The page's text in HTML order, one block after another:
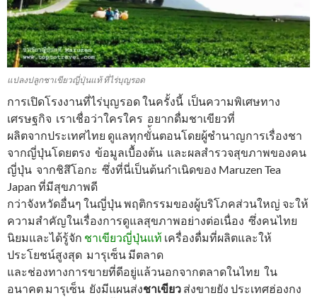
แปลงปลูกชาเขียวญี่ปุ่นแท้ ที่ไร่บุญรอด
การเปิดโรงงานที่ไร่บุญรอด ในครั้งนี้ เป็นความพิเศษทาง
เศรษฐกิจ เราเชื่อว่าใครใคร อยากดื่มชาเขียวที่
ผลิตจากประเทศไทย ดูแลทุกขั่้นตอนโดยผู้ชำนาญการเรื่องชา
จากญี่ปุ่นโดยตรง ข้อมูลเบื้องต้น และผลสำรวจสุขภาพของคน
ญี่ปุ่น จากชิสึโอกะ ซึ่งที่นี่เป็นต้นกำเนิดของ Maruzen Tea
Japan ที่มีสุขภาพดี
กว่าจังหวัดอื่นๆ ในญี่ปุ่น พฤติกรรมของผู้บริโภคส่วนใหญ่ จะให้
ความสำคัญในเรื่องการดูแลสุขภาพอย่างต่อเนื่อง ซึ่งคนไทย
นิยมและได้รู้จัก ชาเขียวญี่ปุ่นแท้ เครื่องดื่มที่ผลิตและให้
ประโยชน์สูงสุด มารุเซ็น มีตลาด
และช่องทางการขายที่ดีอยู่แล้วนอกจากตลาดในไทย ใน
อนาคต มารุเซ็น ยังมีแผนส่งชาเขียว ส่งขายยัง ประเทศฮ่องกง